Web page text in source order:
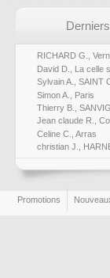
RICHARD G.,
David D., La celle
Sylvain A., SAINT
Simon A., Paris
Thierry B.,
Jean claude R.,
Celine C., Arras
christian J.,
Promotions